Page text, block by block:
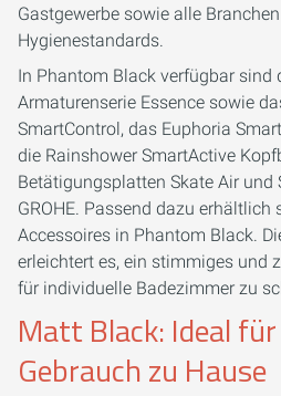
Gastgewerbe sowie alle
Hygienestandards.
In Phantom Black verfügbar sind
Armaturenserie Essence sowie
SmartControl, das Euphoria
die Rainshower SmartActive
Betätigungsplatten Skate Air und
GROHE. Passend dazu erhältlich
Accessoires in Phantom Black.
erleichtert es, ein stimmiges und
für individuelle Badezimmer zu
Matt Black: Ideal
Gebrauch zu Hause